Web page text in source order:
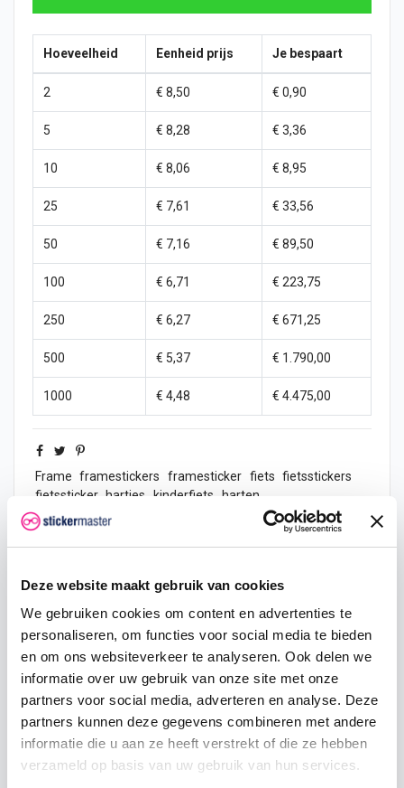
Deze website maakt gebruik van cookies
We gebruiken cookies om content en advertenties te
personaliseren, om functies voor social media te bieden
en om ons websiteverkeer te analyseren. Ook delen we
informatie over uw gebruik van onze site met onze
partners voor social media, adverteren en analyse. Deze
partners kunnen deze gegevens combineren met andere
informatie die u aan ze heeft verstrekt of die ze hebben
verzameld op basis van uw gebruik van hun services.
Hoeveelheid Eenheid prijs Je bespaart
2 € 8,50 € 0,90
5 € 8,28 € 3,36
10 € 8,06 € 8,95
25 € 7,61 € 33,56
50 € 7,16 € 89,50
100 € 6,71 € 223,75
250 € 6,27 € 671,25
500 € 5,37 € 1.790,00
1000 € 4,48 € 4.475,00
Frame framestickers framesticker fiets fietsstickers
fietssticker hartjes kinderfiets harten
Omschrijving
Reviews(1)
dus zowel de linker als de rechterkant van je